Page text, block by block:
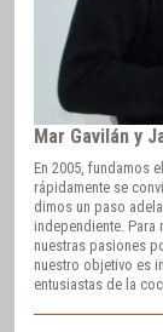
Mar Gavilán y
En 2005, fundamos
rápidamente se
dimos un paso
independiente.
nuestras pasiones
nuestro objetivo es
entusiastas de la